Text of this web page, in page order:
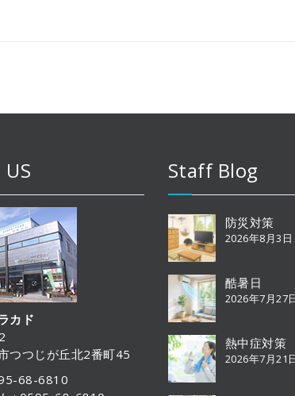
カド
つつじが丘北2番町45
68-6810
Staff Blog
防災対策
2026年8月3日
酷暑日
2026年7月27
熱中症対策
2026年7月21